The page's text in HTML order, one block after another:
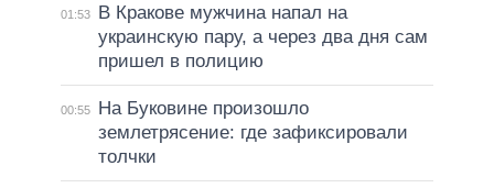
01:53
В Кракове мужчина напал на
украинскую пару, а через два дня сам
пришел в полицию
00:55
На Буковине произошло
землетрясение: где зафиксировали
толчки